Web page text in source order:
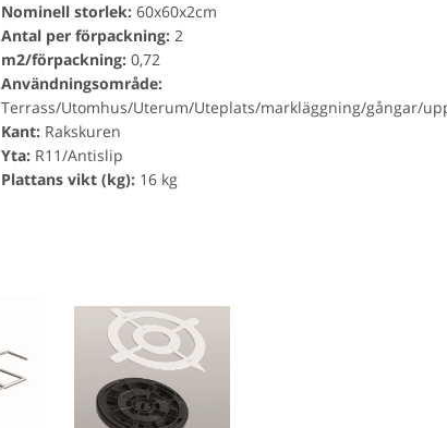
Nominell storlek:60x60x2cm
Antal per förpackning:2
m2/förpackning:0,72
Användningsområde:
Terrass/Utomhus/Uterum/Uteplats/markläggning/gångar/
Kant:Rakskuren
Yta:R11/Antislip
Plattans vikt (kg):16 kg